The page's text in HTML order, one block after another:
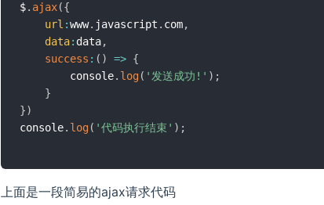
$. ajax({
url :www. javascript . com,
data: data,
success : ( ) => {
        console
. log( '发送成功!' ) ;
}
})
console. log( '代码执行结束' ) ;
上面是一段简易的ajax请求代码